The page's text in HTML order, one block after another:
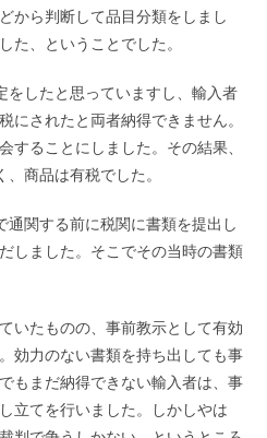
から判断して品目分類をしまし
た、ということでした。
をしたと思っていますし、輸入者
にされたと両者納得できません。
することにしました。その結果、
商品は有税でした。
通関する前に税関に書類を提出し
しました。そこでその当時の書類
いたものの、事前教示として有効
効力のない書類を持ち出しても事
もまだ納得できない輸入者は、事
立てを行いました。しかしやは